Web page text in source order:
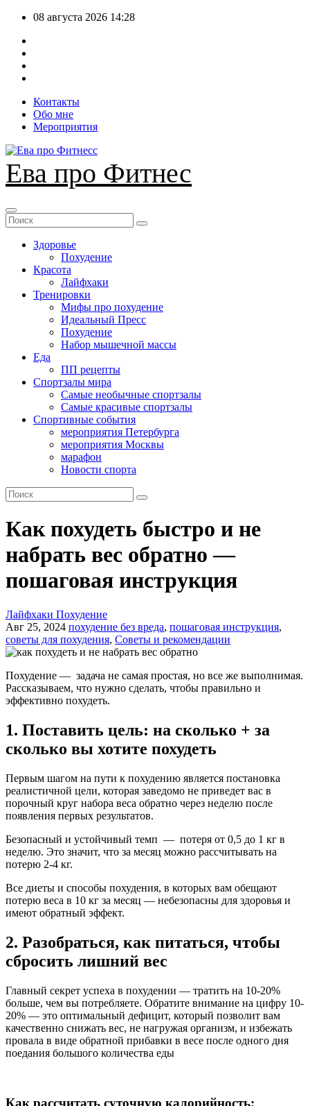
Перейти
содержимому
08 августа 2026 14:28
Контакты
Обо мне
Мероприятия
Ева про Фитнес
Здоровье
Похудение
Красота
Лайфхаки
Тренировки
Мифы про похудение
Идеальный Пресс
Похудение
Набор мышечной массы
Еда
ПП рецепты
Спортзалы мира
Самые необычные спортзалы
Самые красивые спортзалы
Спортивные события
мероприятия Петербурга
мероприятия Москвы
марафон
Новости спорта
Как похудеть быстро и не
набрать вес обратно —
пошаговая инструкция
Лайфхаки Похудение
Авг 25, 2024 похудение без вреда, пошаговая инструкция,
советы для похудения, Советы и рекомендации
Похудение — задача не самая простая, но все же выполнимая.
Рассказываем, что нужно сделать, чтобы правильно и
эффективно похудеть.
1. Поставить цель: на сколько + за
сколько вы хотите похудеть
Первым шагом на пути к похудению является постановка
реалистичной цели, которая заведомо не приведет вас в
порочный круг набора веса обратно через неделю после
появления первых результатов.
Безопасный и устойчивый темп — потеря от 0,5 до 1 кг в
неделю. Это значит, что за месяц можно рассчитывать на
потерю 2-4 кг.
Все диеты и способы похудения, в которых вам обещают
потерю веса в 10 кг за месяц — небезопасны для здоровья и
имеют обратный эффект.
2. Разобраться, как питаться, чтобы
сбросить лишний вес
Главный секрет успеха в похудении — тратить на 10-20%
больше, чем вы потребляете. Обратите внимание на цифру 10-
20% — это оптимальный дефицит, который позволит вам
качественно снижать вес, не нагружая организм, и избежать
провала в виде обратной прибавки в весе после одного дня
поедания большого количества еды
Как рассчитать суточную калорийность: